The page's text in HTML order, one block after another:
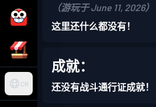
CN
（游玩于 June 11, 2026）
这里还什么都没有！
成就：
还没有战斗通行证成就！